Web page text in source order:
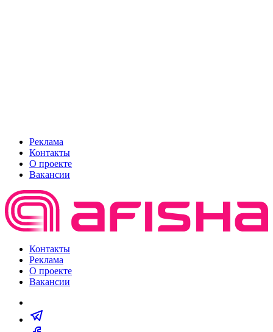
Реклама
Контакты
О проекте
Вакансии
Контакты
Реклама
О проекте
Вакансии